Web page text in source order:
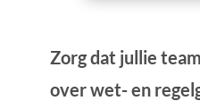
Zorg dat jullie
over wet- en